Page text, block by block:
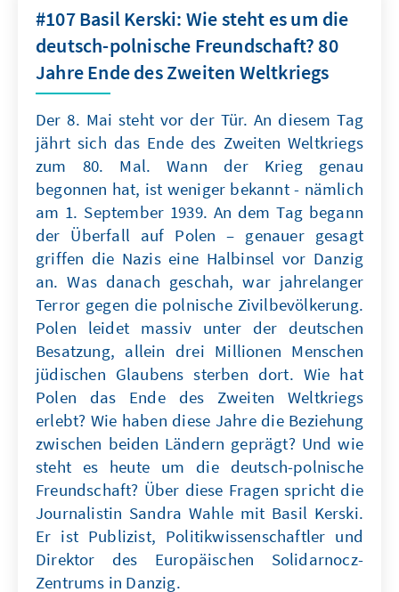
#107 Basil Kerski: Wie steht es um die
deutsch-polnische Freundschaft? 80
Jahre Ende des Zweiten Weltkriegs
Der 8. Mai steht vor der Tür. An diesem Tag
jährt sich das Ende des Zweiten Weltkriegs
zum 80. Mal. Wann der Krieg genau
begonnen hat, ist weniger bekannt - nämlich
am 1. September 1939. An dem Tag begann
der Überfall auf Polen – genauer gesagt
griffen die Nazis eine Halbinsel vor Danzig
an. Was danach geschah, war jahrelanger
Terror gegen die polnische Zivilbevölkerung.
Polen leidet massiv unter der deutschen
Besatzung, allein drei Millionen Menschen
jüdischen Glaubens sterben dort. Wie hat
Polen das Ende des Zweiten Weltkriegs
erlebt? Wie haben diese Jahre die Beziehung
zwischen beiden Ländern geprägt? Und wie
steht es heute um die deutsch-polnische
Freundschaft? Über diese Fragen spricht die
Journalistin Sandra Wahle mit Basil Kerski.
Er ist Publizist, Politikwissenschaftler und
Direktor des Europäischen Solidarnocz-
Zentrums in Danzig.